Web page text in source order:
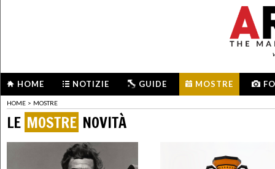
HOME NOTIZIE GUIDE MOSTRE
HOME > MOSTRE
LE MOSTRE NOVITÀ